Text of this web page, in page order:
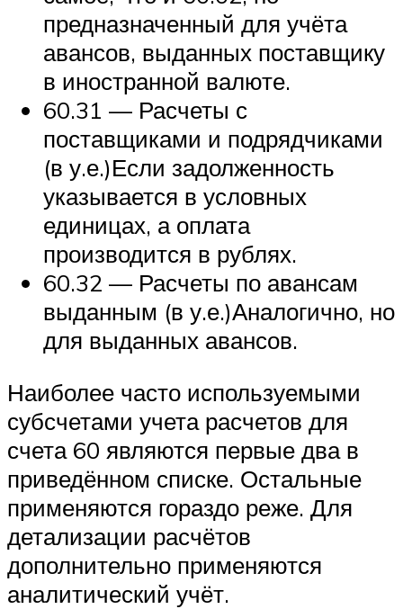
предназначенный для учёта
авансов, выданных поставщику
в иностранной валюте.
60.31 — Расчеты с
поставщиками и подрядчиками
(в у.е.)Если задолженность
указывается в условных
единицах, а оплата
производится в рублях.
60.32 — Расчеты по авансам
выданным (в у.е.)Аналогично, но
для выданных авансов.
Наиболее часто используемыми
субсчетами учета расчетов для
счета 60 являются первые два в
приведённом списке. Остальные
применяются гораздо реже. Для
детализации расчётов
дополнительно применяются
аналитический учёт.